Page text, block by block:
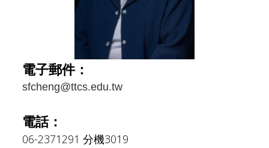
電子郵件：
sfcheng@ttcs.edu.tw
電話：
06-2371291 分機3019